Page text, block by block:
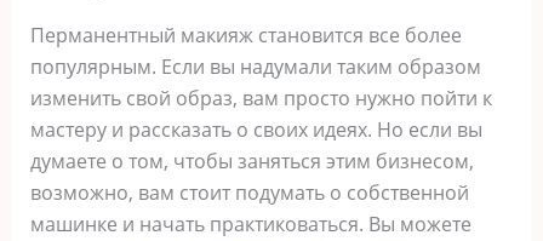
Перманентный макияж становится все более
популярным. Если вы надумали таким образом
изменить свой образ, вам просто нужно пойти к
мастеру и рассказать о своих идеях. Но если вы
думаете о том, чтобы заняться этим бизнесом,
возможно, вам стоит подумать о собственной
машинке и начать практиковаться. Вы можете